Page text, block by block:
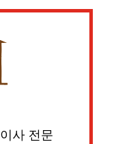
사 전문